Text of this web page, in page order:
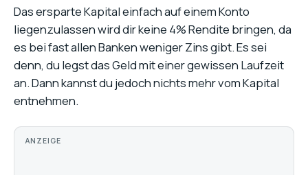
Das ersparte Kapital einfach auf einem Konto
liegenzulassen wird dir keine 4% Rendite bringen, da
es bei fast allen Banken weniger Zins gibt. Es sei
denn, du legst das Geld mit einer gewissen Laufzeit
an. Dann kannst du jedoch nichts mehr vom Kapital
entnehmen.
ANZEIGE